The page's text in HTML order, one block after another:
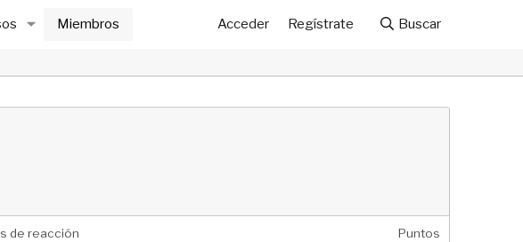
Miembros Acceder Regístrate Buscar
de reacción Puntos